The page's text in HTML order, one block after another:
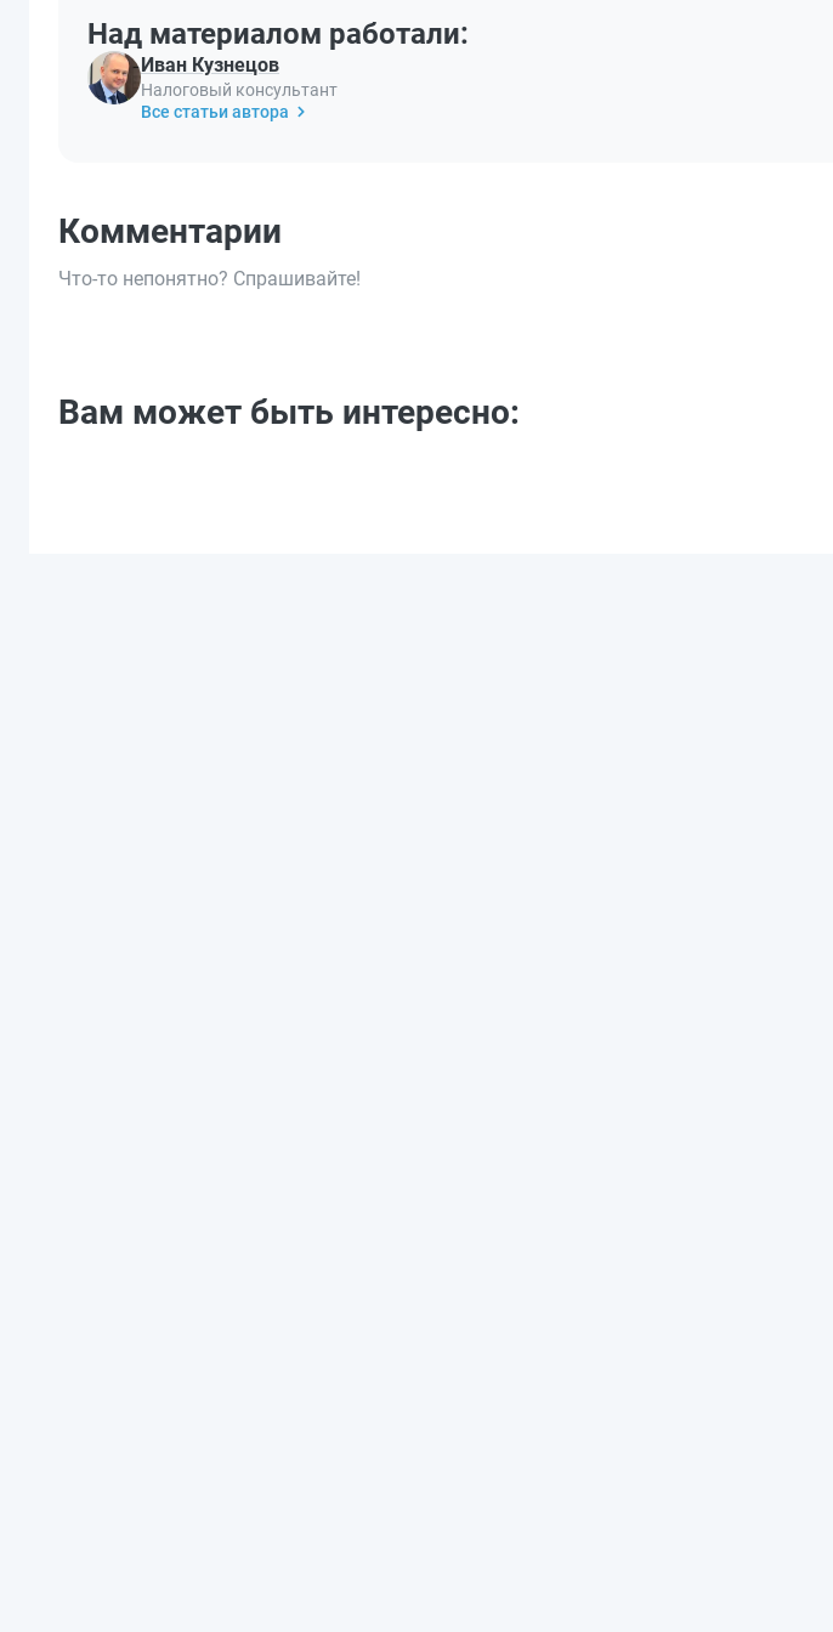
Над материалом работали:
Иван Кузнецов
Налоговый консультант
Все статьи автора
Комментарии
Что-то непонятно? Спрашивайте!
Вам может быть интересно: